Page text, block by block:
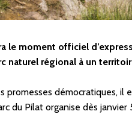
le moment officiel
naturel régional à un
démocratiques, il
du Pilat organise dès